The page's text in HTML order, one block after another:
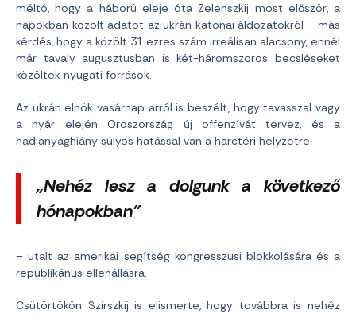
méltó, hogy a háború eleje óta Zelenszkij most először, a
napokban közölt adatot az ukrán katonai áldozatokról – más
kérdés, hogy a közölt 31 ezres szám irreálisan alacsony, ennél
már tavaly augusztusban is két-háromszoros becsléseket
közöltek nyugati források.
Az ukrán elnök vasárnap arról is beszélt, hogy tavasszal vagy
a nyár elején Oroszország új offenzívát tervez, és a
hadianyaghiány súlyos hatással van a harctéri helyzetre.
„Nehéz lesz a dolgunk a következő
hónapokban”
– utalt az amerikai segítség kongresszusi blokkolására és a
republikánus ellenállásra.
Csütörtökön Szirszkij is elismerte, hogy továbbra is nehéz